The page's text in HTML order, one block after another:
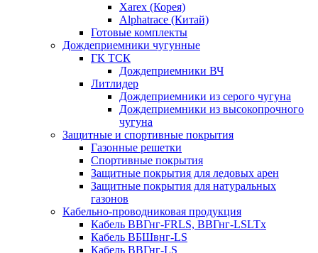
Xarex (Корея)
Alphatrace (Китай)
Готовые комплекты
Дождеприемники чугунные
ГК ТСК
Дождеприемники ВЧ
Литлидер
Дождеприемники из серого чугуна
Дождеприемники из высокопрочного
чугуна
Защитные и спортивные покрытия
Газонные решетки
Спортивные покрытия
Защитные покрытия для ледовых арен
Защитные покрытия для натуральных
газонов
Кабельно-проводниковая продукция
Кабель ВВГнг-FRLS, ВВГнг-LSLTx
Кабель ВБШвнг-LS
Кабель ВВГнг-LS